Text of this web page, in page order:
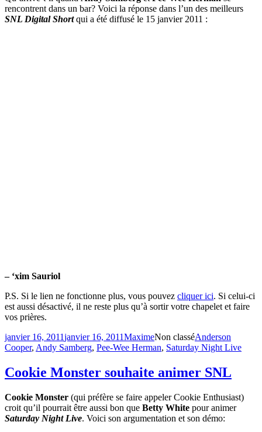
rencontrent dans un bar? Voici la réponse dans l’un des meilleurs
SNL Digital Shortqui a été diffusé le 15 janvier 2011 :
– ‘xim Sauriol
P.S. Si le lien ne fonctionne plus, vous pouvez cliquer ici. Si celui-ci
est aussi désactivé, il ne reste plus qu’à sortir votre chapelet et faire
vos prières.
Publié
le
janvier 16, 2011janvier 16, 2011MaximeCatégories
Non classéÉtiquettes
Anderson
Cooper, Andy Samberg, Pee-Wee Herman, Saturday Night Live
Cookie Monster souhaite animer SNL
Cookie Monster (qui préfère se faire appeler Cookie Enthusiast)
croit qu’il pourrait être aussi bon que Betty White pour animer
Saturday Night Live. Voici son argumentation et son démo: